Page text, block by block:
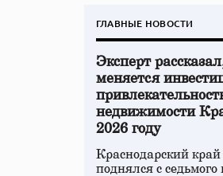
ГЛАВНЫЕ НОВОСТИ
Эксперт
меняется
недвижимости
2026 году
Краснодарский край
поднялся с седьмого